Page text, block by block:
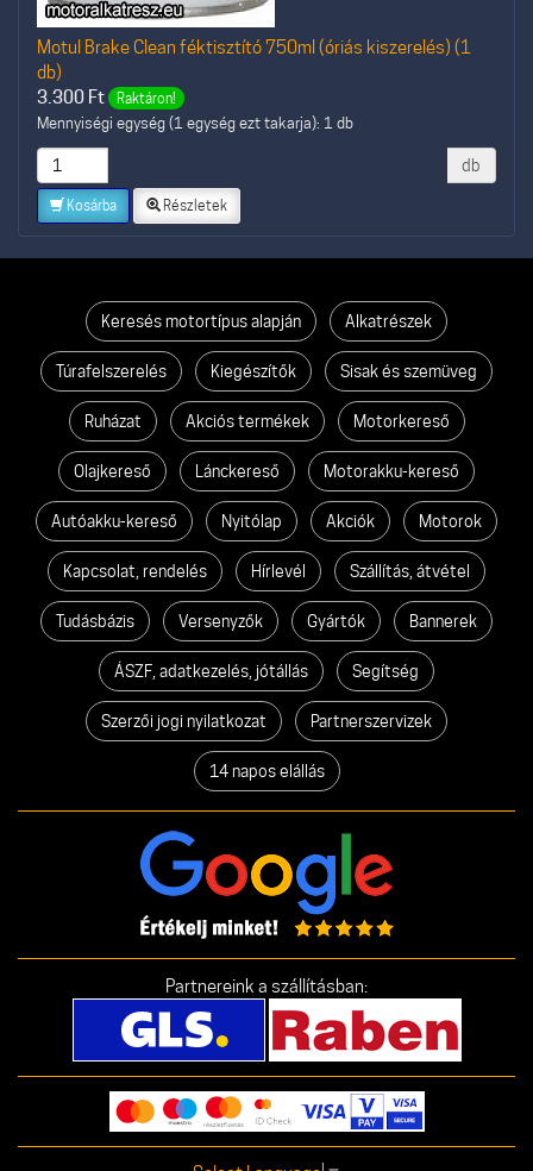
Motul Brake Clean féktisztító 750ml (óriás kiszerelés) (1
db)
3.300 Ft Raktáron!
Mennyiségi egység (1 egység ezt takarja): 1 db
db
Kosárba Részletek
Keresés motortípus alapján Alkatrészek
Túrafelszerelés Kiegészítők Sisak és szemüveg
Ruházat Akciós termékek Motorkereső
Olajkereső Lánckereső Motorakku-kereső
Autóakku-kereső Nyitólap Akciók Motorok
Kapcsolat, rendelés Hírlevél Szállítás, átvétel
Tudásbázis Versenyzők Gyártók Bannerek
ÁSZF, adatkezelés, jótállás Segítség
Szerzői jogi nyilatkozat Partnerszervizek
14 napos elállás
Partnereink a szállításban: